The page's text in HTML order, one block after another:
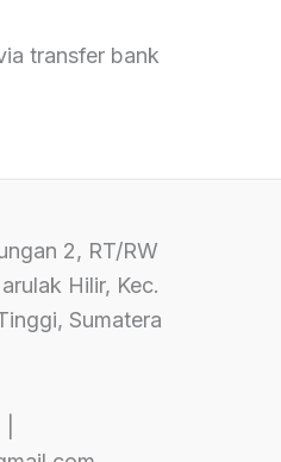
transfer bank
2, RT/RW
Hilir, Kec.
Sumatera